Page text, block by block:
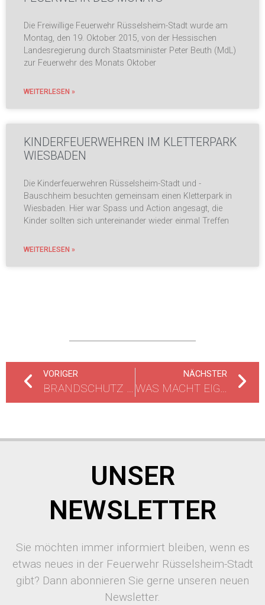
Die Freiwillige Feuerwehr Rüsselsheim-Stadt wurde am
Montag, den 19. Oktober 2015, von der Hessischen
Landesregierung durch Staatsminister Peter Beuth (MdL)
zur Feuerwehr des Monats Oktober
WEITERLESEN »
KINDERFEUERWEHREN IM KLETTERPARK
WIESBADEN
Die Kinderfeuerwehren Rüsselsheim-Stadt und -
Bauschheim besuchten gemeinsam einen Kletterpark in
Wiesbaden. Hier war Spass und Action angesagt, die
Kinder sollten sich untereinander wieder einmal Treffen
WEITERLESEN »
VORIGER
BRANDSCHUTZ UNTERM ERLEUCHTETEN WEIHNACHTSBAUM
NÄCHSTER
WAS MACHT EIGENTLICH DIE FEUERWEHR?
UNSER
NEWSLETTER
Sie möchten immer informiert bleiben, wenn es
etwas neues in der Feuerwehr Rüsselsheim-Stadt
gibt? Dann abonnieren Sie gerne unseren neuen
Newsletter.